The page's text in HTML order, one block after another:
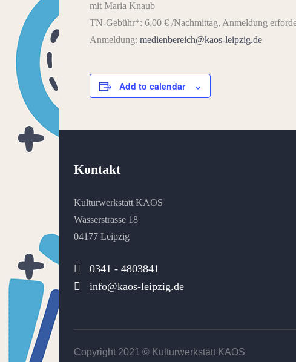
mit Maria Knaub
TN-Gebühr*: 6,00 € /Nachmittag, Anmeldung
Anmeldung: medienbereich@kaos-leipzig.de
Add to calendar
Kontakt
Kulturwerkstatt KAOS
Wasserstrasse 18
04177 Leipzig
0341 - 4803841
info@kaos-leipzig.de
Copyright 2021 © Kulturwerkstatt KAOS